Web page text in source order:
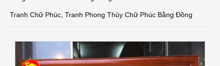
Tranh Chữ Phúc, Tranh Phong Thủy Chữ Phúc Bằng Đồng